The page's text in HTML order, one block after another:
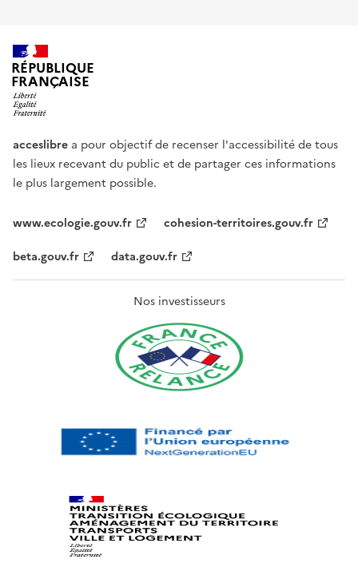
RÉPUBLIQUE
FRANÇAISE
acceslibre a pour objectif de recenser l'accessibilité de tous
les lieux recevant du public et de partager ces informations
le plus largement possible.
www.ecologie.gouv.fr
cohesion-territoires.gouv.fr
beta.gouv.fr
data.gouv.fr
Nos investisseurs